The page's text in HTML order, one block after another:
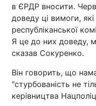
в ЄРДР вносити.
доведу ці вимоги, які
республіканської
Я це до них доведу,
сказав Сокуренко.
Він говорить, що
"стурбованість не
керівництва